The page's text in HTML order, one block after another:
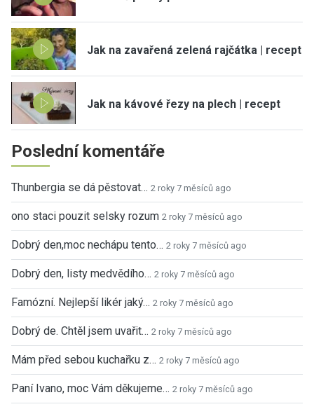
Jak na zavařená zelená rajčátka | recept
Jak na kávové řezy na plech | recept
Poslední komentáře
Thunbergia se dá pěstovat… 2 roky 7 měsíců ago
ono staci pouzit selsky rozum 2 roky 7 měsíců ago
Dobrý den,moc nechápu tento… 2 roky 7 měsíců ago
Dobrý den, listy medvědího… 2 roky 7 měsíců ago
Famózní. Nejlepší likér jaký… 2 roky 7 měsíců ago
Dobrý de. Chtěl jsem uvařit… 2 roky 7 měsíců ago
Mám před sebou kuchařku z… 2 roky 7 měsíců ago
Paní Ivano, moc Vám děkujeme… 2 roky 7 měsíců ago